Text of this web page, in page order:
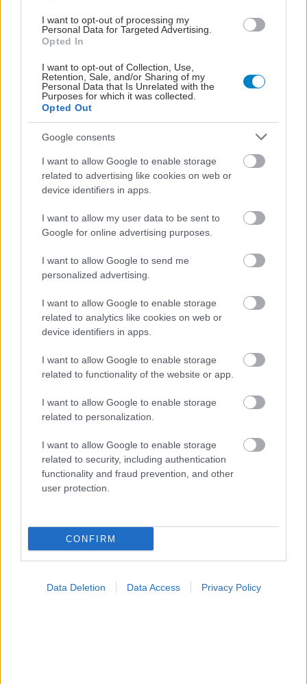
I want to opt-out of processing my
Personal Data for Targeted Advertising.
Opted In
I want to opt-out of Collection, Use,
Retention, Sale, and/or Sharing of my
Personal Data that Is Unrelated with the
Purposes for which it was collected.
Opted Out
Google consents
I want to allow Google to enable storage
related to advertising like cookies on web or
device identifiers in apps.
I want to allow my user data to be sent to
Google for online advertising purposes.
I want to allow Google to send me
personalized advertising.
I want to allow Google to enable storage
related to analytics like cookies on web or
device identifiers in apps.
I want to allow Google to enable storage
related to functionality of the website or app.
I want to allow Google to enable storage
related to personalization.
I want to allow Google to enable storage
related to security, including authentication
functionality and fraud prevention, and other
user protection.
CONFIRM
Data Deletion Data Access Privacy Policy
χρόνο, το νοσοκομείο θα
είναι καινούργιο''-
σοβαρών ελλείψεων
προσωπικού
Σταυρός: Τι πρέπει να
διακοπών
Αυξημένη επαγρύπνηση
για τον ιό του Δυτικού
πολίτες της Αττικής ο
Βασιλακόπουλος : Στο
Νείλου
Διευθέτηση των
Στρατιωτικών Ιατρών
μετά από αίτημα του ΙΣΑ
την ομαλή λειτουργία